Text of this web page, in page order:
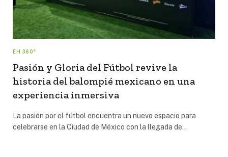
EH 360°
Pasión y Gloria del Fútbol revive la
historia del balompié mexicano en una
experiencia inmersiva
La pasión por el fútbol encuentra un nuevo espacio para
celebrarse en la Ciudad de México con la llegada de…